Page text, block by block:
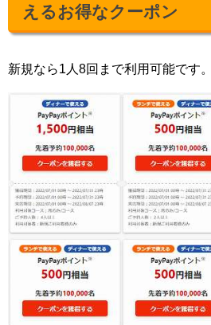
えるお得なクーポン
新規なら1人8回まで利用可能です。